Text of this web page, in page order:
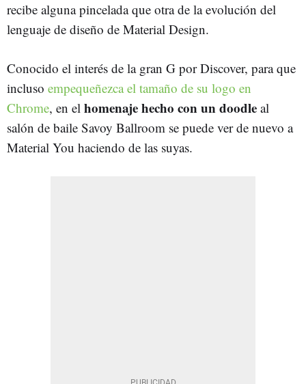
recibe alguna pincelada que otra de la evolución del
lenguaje de diseño de Material Design.
Conocido el interés de la gran G por Discover, para que
incluso empequeñezca el tamaño de su logo en
Chrome, en el homenaje hecho con un doodle al
salón de baile Savoy Ballroom se puede ver de nuevo a
Material You haciendo de las suyas.